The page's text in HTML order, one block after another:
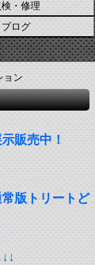
・修理
ブログ
ョン
販売中！
版トリートど